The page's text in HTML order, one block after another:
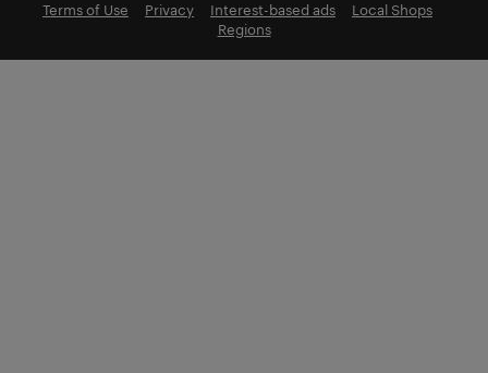
Terms of Use
Privacy Interest-based ads
Local Shops
Regions